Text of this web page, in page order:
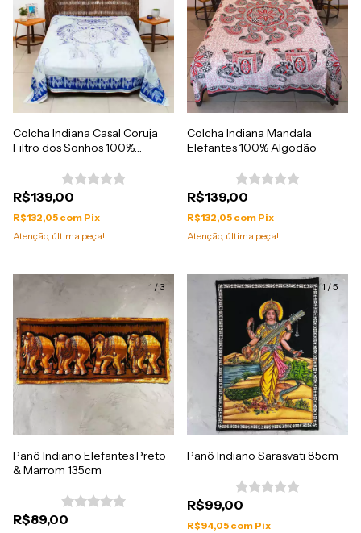
Colcha Indiana Casal Coruja
Filtro dos Sonhos 100%
R$139,00
R$132,05 com Pix
Atenção, última peça!
Colcha Indiana Mandala
Elefantes 100% Algodão
R$139,00
R$132,05 com Pix
Atenção, última peça!
1 /3
Panô Indiano Elefantes Preto
& Marrom 135cm
R$89,00
1 /5
Panô Indiano Sarasvati 85cm
R$99,00
R$94,05 com Pix